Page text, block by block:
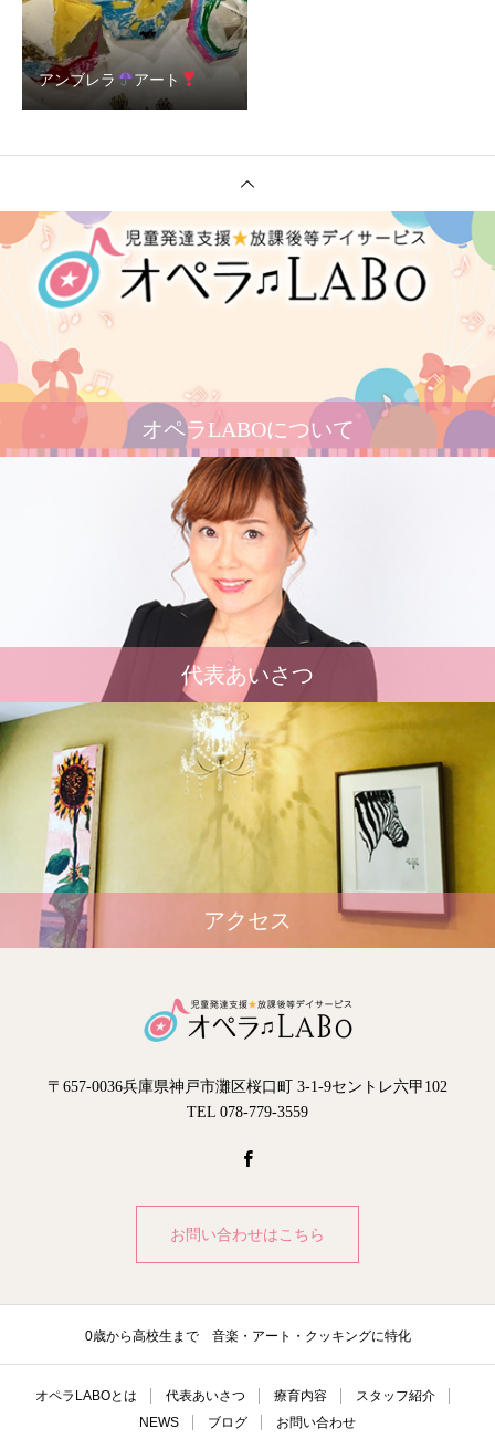
アンブレラ アート
オペラLABOについて
代表あいさつ
アクセス
〒657-0036兵庫県神戸市灘区桜口町 3-1-9セントレ六甲102
TEL 078-779-3559
お問い合わせはこちら
0歳から高校生まで 音楽・アート・クッキングに特化
オペラLABOとは 代表あいさつ 療育内容
スタッフ紹介
NEWS
ブログ お問い合わせ